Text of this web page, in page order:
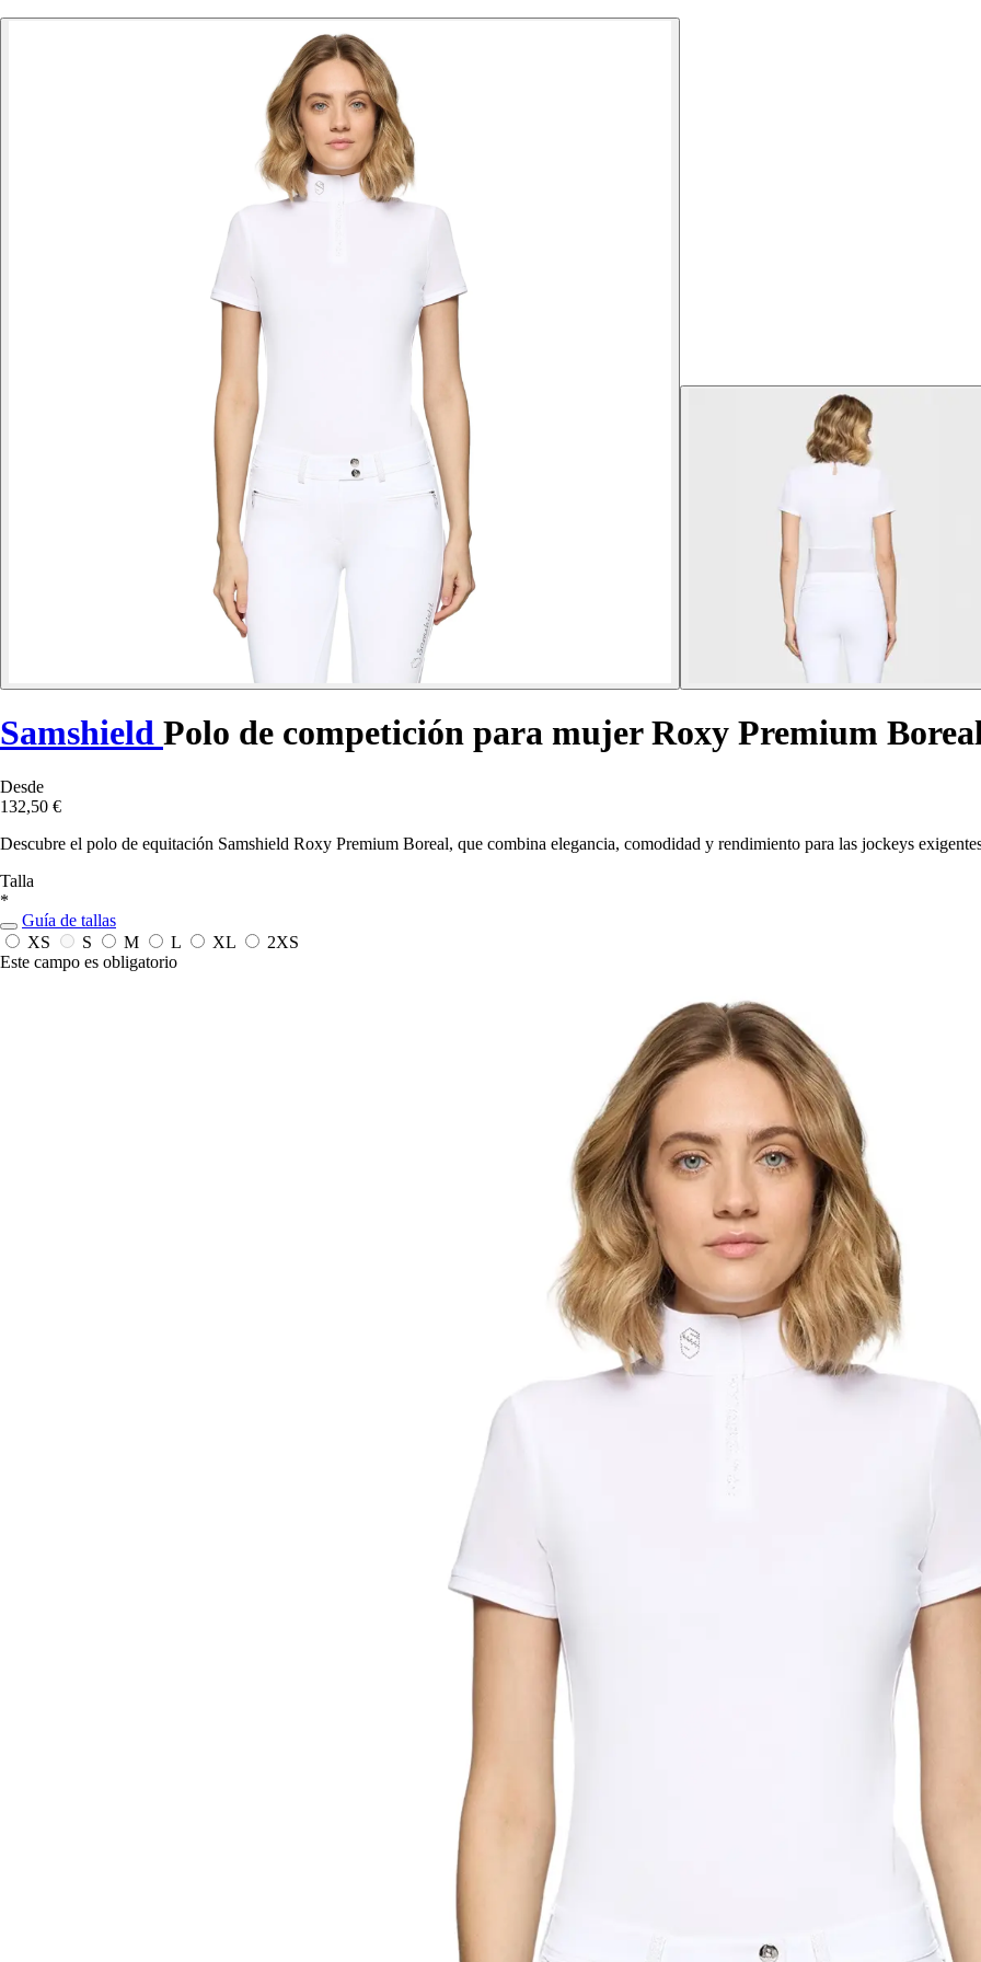
Samshield Polo de competición para mujer Roxy Premium
Desde
132,50 €
Descubre el polo de equitación Samshield Roxy Premium Boreal, que combina elegancia, comodidad y rendimiento para las jockeys
Talla
*
Guía de tallas
XS
S M L XL
2XS
Este campo es obligatorio